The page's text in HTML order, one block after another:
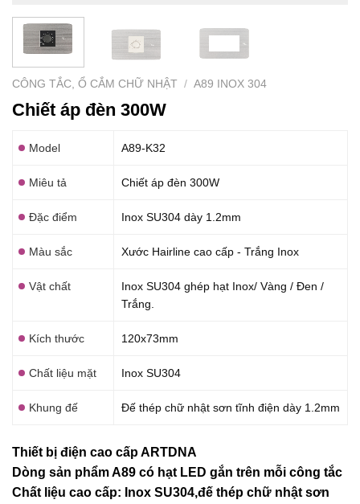
CÔNG TẮC, Ổ CẮM CHỮ NHẬT / A89 INOX 304
Chiết áp đèn 300W
Model A89-K32
Miêu tả Chiết áp đèn 300W
Đặc điểm Inox SU304 dày 1.2mm
Màu sắc Xước Hairline cao cấp - Trắng Inox
Vật chất
Inox SU304 ghép hạt Inox/ Vàng / Đen /
Trắng.
Kích thước 120x73mm
Chất liệu mặt Inox SU304
Khung đế Đế thép chữ nhật sơn tĩnh điện dày 1.2mm
Thiết bị điện cao cấp ARTDNA
Dòng sản phẩm A89 có hạt LED gắn trên mỗi công tắc
Chất liệu cao cấp: Inox SU304,đế thép chữ nhật sơn